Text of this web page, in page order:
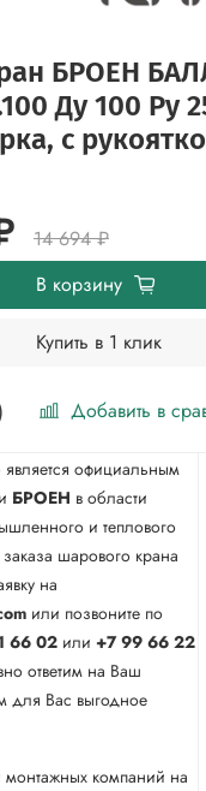
БРОЕН
Ду 100 Ру
с
Добавить в
14 694 ₽
В корзину
Купить в 1 клик
является официальным
БРОЕН в области
и теплового
шарового крана
на
или позвоните по
66 02 или +7 99 66 22
ответим на Ваш
для Вас выгодное
компаний на